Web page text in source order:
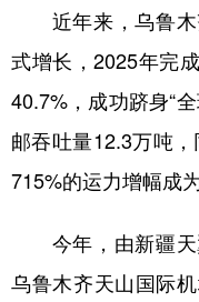
广东 广西
四川 贵
陕西
新疆 内
多语种频道
近年来，乌鲁木
式增长，2025年完
40.7%，成功跻身“
邮吞吐量12.3万吨
715%的运力增幅成
今年，由新疆天
乌鲁木齐天山国际